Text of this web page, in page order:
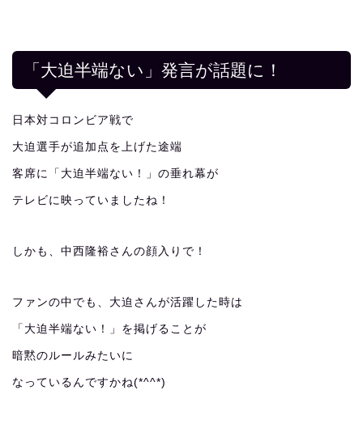
「大迫半端ない」発言が話題に！
日本対コロンビア戦で
大迫選手が追加点を上げた途端
客席に「大迫半端ない！」の垂れ幕が
テレビに映っていましたね！
しかも、中西隆裕さんの顔入りで！
ファンの中でも、大迫さんが活躍した時は
「大迫半端ない！」を掲げることが
暗黙のルールみたいに
なっているんですかね(*^^*)